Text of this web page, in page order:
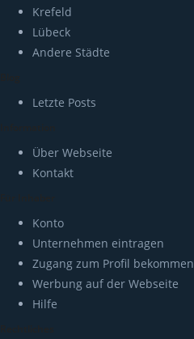
Krefeld
Lübeck
Andere Städte
Letzte Posts
Über Webseite
Kontakt
Konto
Unternehmen eintragen
Zugang zum Profil bekommen
Werbung auf der Webseite
Hilfe